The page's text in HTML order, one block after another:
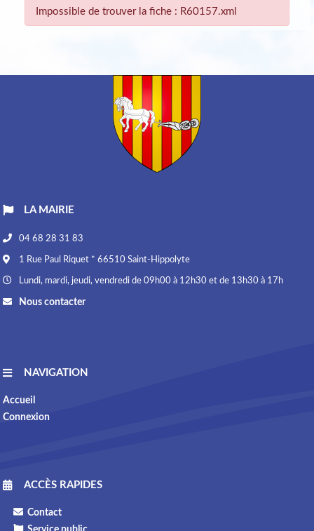
Impossible de trouver la fiche : R60157.xml
LA MAIRIE
04 68 28 31 83
1 Rue Paul Riquet * 66510 Saint-Hippolyte
Lundi, mardi, jeudi, vendredi de 09h00 à 12h30 et de 13h30 à 17h
Nous contacter
NAVIGATION
Accueil
Connexion
ACCÈS RAPIDES
Contact